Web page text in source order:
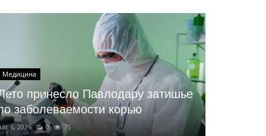
Медицина
принесло Павлодару затишье
заболеваемости корью
6, 2026 0 75